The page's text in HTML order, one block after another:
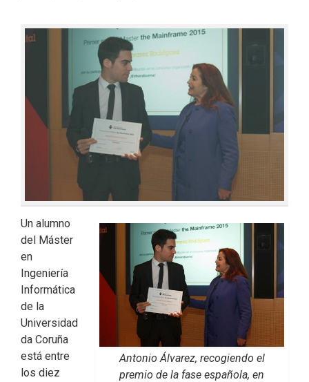
Antonio Álvarez, recogiendo el
premio de la fase española, en
Un alumno
del Máster
en
Ingeniería
Informática
de la
Universidad
da Coruña
está entre
los diez